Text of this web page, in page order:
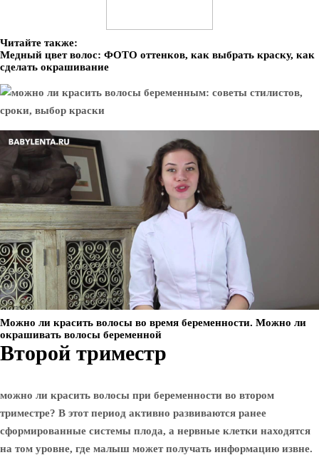
Читайте также:
Медный цвет волос: ФОТО оттенков, как выбрать краску, как
сделать окрашивание
Можно ли красить волосы во время беременности. Можно ли
окрашивать волосы беременной
Второй триместр
можно ли красить волосы при беременности во втором
триместре? В этот период активно развиваются ранее
сформированные системы плода, а нервные клетки находятся
на том уровне, где малыш может получать информацию извне.